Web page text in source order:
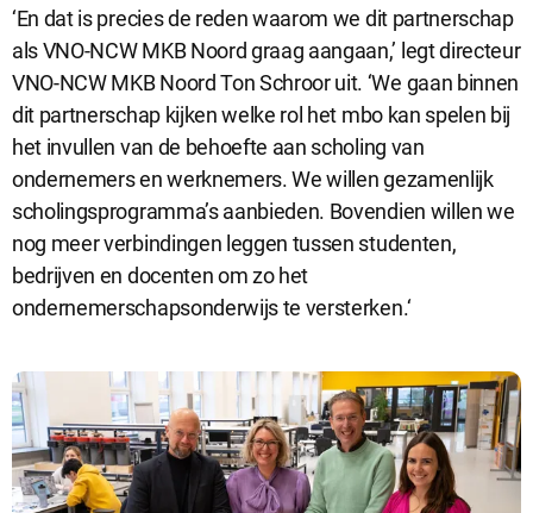
‘En dat is precies de reden waarom we dit partnerschap
als VNO-NCW MKB Noord graag aangaan,’ legt directeur
VNO-NCW MKB Noord Ton Schroor uit. ‘We gaan binnen
dit partnerschap kijken welke rol het mbo kan spelen bij
het invullen van de behoefte aan scholing van
ondernemers en werknemers. We willen gezamenlijk
scholingsprogramma’s aanbieden. Bovendien willen we
nog meer verbindingen leggen tussen studenten,
bedrijven en docenten om zo het
ondernemerschapsonderwijs te versterken.‘